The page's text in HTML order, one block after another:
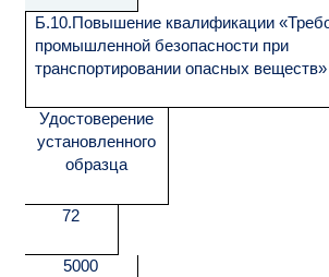
Б.10.Повышение квалификации
промышленной безопасности при
транспортировании опасных веществ»
Удостоверение
установленного
образца
72
5000